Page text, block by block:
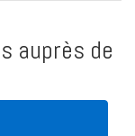
auprès de